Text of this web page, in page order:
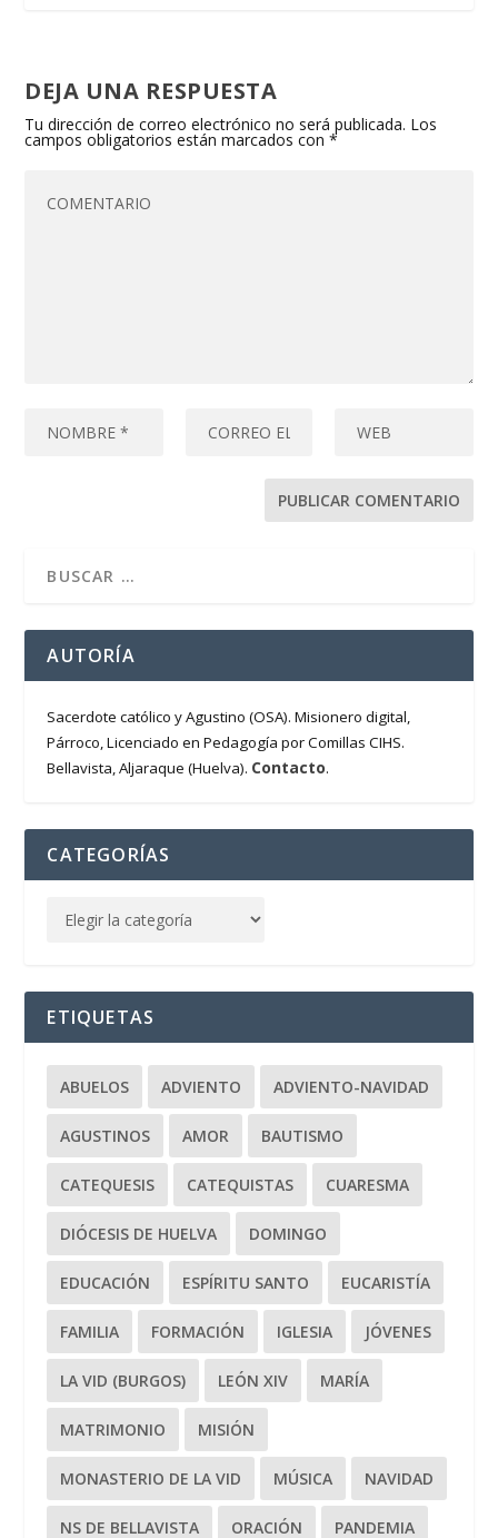
DEJA UNA RESPUESTA
Tu dirección de correo electrónico no será publicada. Los
campos obligatorios están marcados con*
AUTORÍA
Sacerdote católico y Agustino (OSA). Misionero digital,
Párroco, Licenciado en Pedagogía por Comillas CIHS.
Bellavista, Aljaraque (Huelva). Contacto.
CATEGORÍAS
ETIQUETAS
ABUELOS ADVIENTO ADVIENTO-NAVIDAD
AGUSTINOS AMOR BAUTISMO
CATEQUESIS CATEQUISTAS CUARESMA
DIÓCESIS DE HUELVA DOMINGO
EDUCACIÓN ESPÍRITU SANTO EUCARISTÍA
FAMILIA FORMACIÓN IGLESIA JÓVENES
LA VID (BURGOS) LEÓN XIV MARÍA
MATRIMONIO MISIÓN
MONASTERIO DE LA VID MÚSICA NAVIDAD
NS DE BELLAVISTA ORACIÓN PANDEMIA